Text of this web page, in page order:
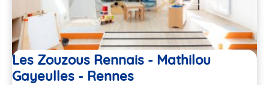
Les Zouzous Rennais - Mathilou
Gayeulles - Rennes